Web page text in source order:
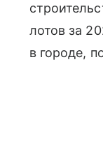
лотов за
в городе,